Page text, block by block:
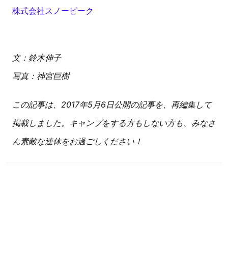
株式会社スノーピーク
文：鈴木伸子
写真：神宮巨樹
この記事は、2017年5月6日公開の記事を、再編集して
掲載しました。キャンプをする方もしない方も、みなさ
ん素敵な連休をお過ごしください！